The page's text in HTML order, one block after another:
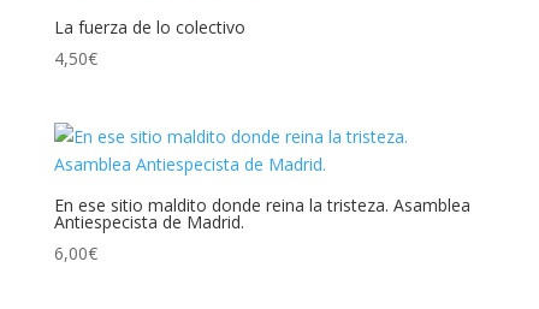
La fuerza de lo colectivo
4,50€
En ese sitio maldito donde reina la tristeza. Asamblea
Antiespecista de Madrid.
6,00€